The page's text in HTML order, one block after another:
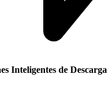
Inteligentes de Descarga